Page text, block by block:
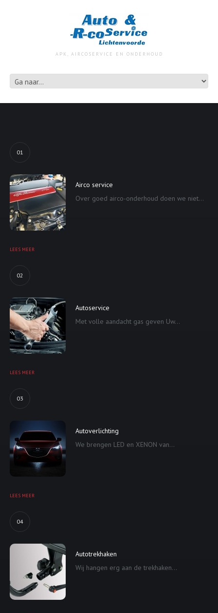
APK, AIRCOSERVICE EN ONDERHOUD
01
Airco service
Over goed airco-onderhoud doen we niet...
LEES MEER
02
Autoservice
Met volle aandacht gas geven Uw...
LEES MEER
03
Autoverlichting
We brengen LED en XENON van...
LEES MEER
04
Autotrekhaken
Wij hangen erg aan de trekhaken...